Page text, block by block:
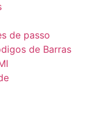
de passo
de Barras